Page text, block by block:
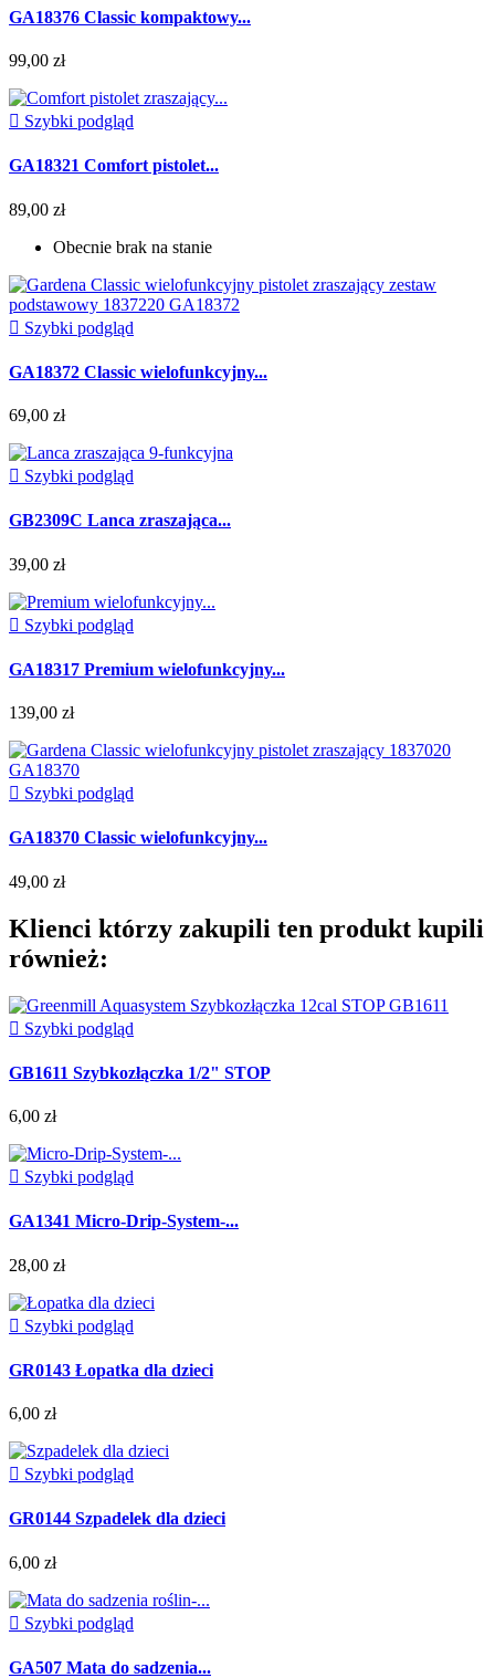
GA18376 Classic kompaktowy...
99,00 zł
 Szybki podgląd
GA18321 Comfort pistolet...
89,00 zł
Obecnie brak na stanie
 Szybki podgląd
GA18372 Classic wielofunkcyjny...
69,00 zł
 Szybki podgląd
GB2309C Lanca zraszająca...
39,00 zł
 Szybki podgląd
GA18317 Premium wielofunkcyjny...
139,00 zł
 Szybki podgląd
GA18370 Classic wielofunkcyjny...
49,00 zł
Klienci którzy zakupili ten produkt kupili
również:
 Szybki podgląd
GB1611 Szybkozłączka 1/2" STOP
6,00 zł
 Szybki podgląd
GA1341 Micro-Drip-System-...
28,00 zł
 Szybki podgląd
GR0143 Łopatka dla dzieci
6,00 zł
 Szybki podgląd
GR0144 Szpadelek dla dzieci
6,00 zł
 Szybki podgląd
GA507 Mata do sadzenia...